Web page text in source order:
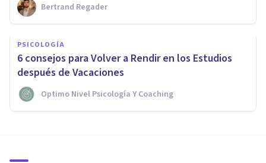
Bertrand Regader
PSICOLOGÍA
6 consejos para Volver a Rendir en los Estudios
después de Vacaciones
Optimo Nivel Psicología Y Coaching